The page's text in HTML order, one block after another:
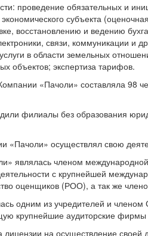
проведение обязательных и
субъекта
восстановлению и ведению
связи, коммуникации и
в области земельных
объектов; экспертиза тарифов.
«Пачоли» составляла 98
филиалы без образования
«Пачоли» осуществлял свою
являлась членом
с крупнейшей
оценщиков (РОО), а так же
одним из учредителей и
крупнейшие аудиторские
на осуществление